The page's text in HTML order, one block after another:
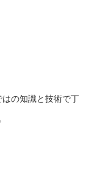
の知識と技術で丁